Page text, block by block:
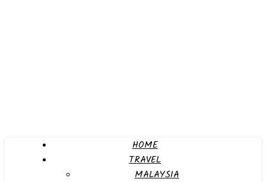
HOME
TRAVEL
MALAYSIA